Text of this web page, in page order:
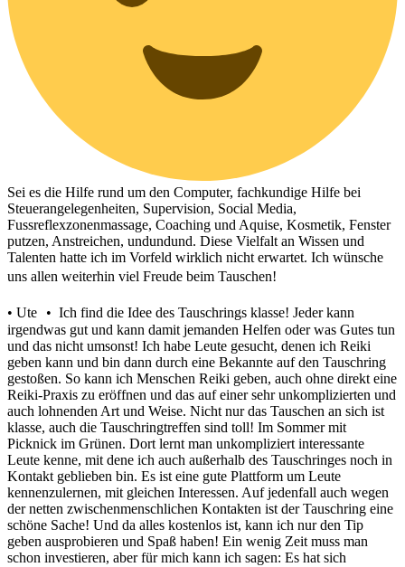
Sei es die Hilfe rund um den Computer, fachkundige Hilfe bei
Steuerangelegenheiten, Supervision, Social Media,
Fussreflexzonenmassage, Coaching und Aquise, Kosmetik, Fenster
putzen, Anstreichen, undundund. Diese Vielfalt an Wissen und
Talenten hatte ich im Vorfeld wirklich nicht erwartet. Ich wünsche
uns allen weiterhin viel Freude beim Tauschen!
• Ute • Ich find die Idee des Tauschrings klasse! Jeder kann
irgendwas gut und kann damit jemanden Helfen oder was Gutes tun
und das nicht umsonst! Ich habe Leute gesucht, denen ich Reiki
geben kann und bin dann durch eine Bekannte auf den Tauschring
gestoßen. So kann ich Menschen Reiki geben, auch ohne direkt eine
Reiki-Praxis zu eröffnen und das auf einer sehr unkomplizierten und
auch lohnenden Art und Weise. Nicht nur das Tauschen an sich ist
klasse, auch die Tauschringtreffen sind toll! Im Sommer mit
Picknick im Grünen. Dort lernt man unkompliziert interessante
Leute kenne, mit dene ich auch außerhalb des Tauschringes noch in
Kontakt geblieben bin. Es ist eine gute Plattform um Leute
kennenzulernen, mit gleichen Interessen. Auf jedenfall auch wegen
der netten zwischenmenschlichen Kontakten ist der Tauschring eine
schöne Sache! Und da alles kostenlos ist, kann ich nur den Tip
geben ausprobieren und Spaß haben! Ein wenig Zeit muss man
schon investieren, aber für mich kann ich sagen: Es hat sich